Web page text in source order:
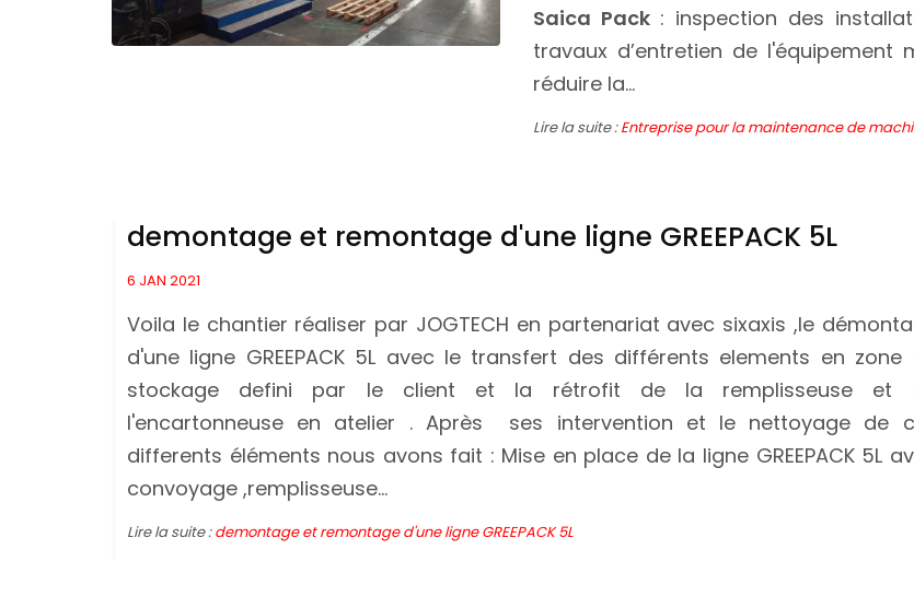
Saica Pack : inspection des
travaux d’entretien de l'équipement
réduire la...
Lire la suite :Entreprise pour la maintenance de
demontage et remontage d'une ligne GREEPACK 5L
6 JAN 2021
Voila le chantier réaliser par JOGTECH en partenariat avec sixaxis ,le
d'une ligne GREEPACK 5L avec le transfert des différents elements en zone
stockage defini par le client et la rétrofit de la remplisseuse et
l'encartonneuse en atelier . Après ses intervention et le nettoyage de
differents éléments nous avons fait : Mise en place de la ligne GREEPACK 5L
convoyage ,remplisseuse...
Lire la suite :demontage et remontage d'une ligne GREEPACK 5L